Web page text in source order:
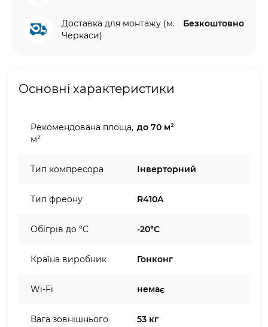
Доставка для монтажу (м.
Черкаси)
Безкоштовно
Основні характеристики
Рекомендована площа,
м²
до 70 м²
Тип компресора Інверторний
Тип фреону R410A
Обігрів до °C -20°C
Країна виробник Гонконг
Wi-Fi немає
Вага зовнішнього
53 кг